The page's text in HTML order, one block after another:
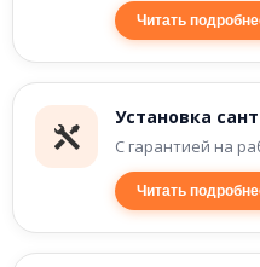
Читать
Установка
С гарантией на
Читать